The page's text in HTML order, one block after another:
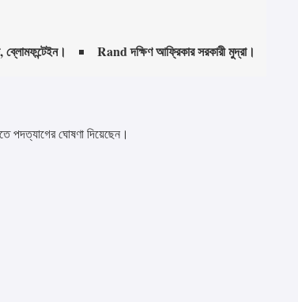
ব্লোমফন্টেইন। Rand দক্ষিণ আফ্রিকার সরকারী মুদ্রা।
পদত্যাগের ঘোষণা দিয়েছেন।